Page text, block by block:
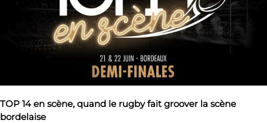
TOP 14 en scène, quand le rugby fait groover la scène
bordelaise